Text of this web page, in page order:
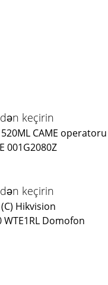
keçirin
CAME operatoru
001G2080Z
keçirin
Hikvision
RL Domofon